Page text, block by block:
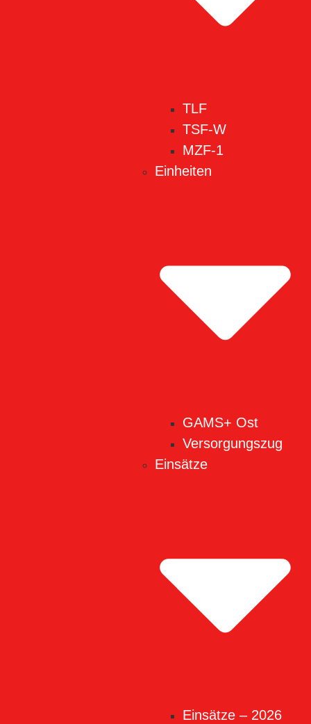
TLF
TSF-W
MZF-1
Einheiten
GAMS+ Ost
Versorgungszug
Einsätze
Einsätze – 2026